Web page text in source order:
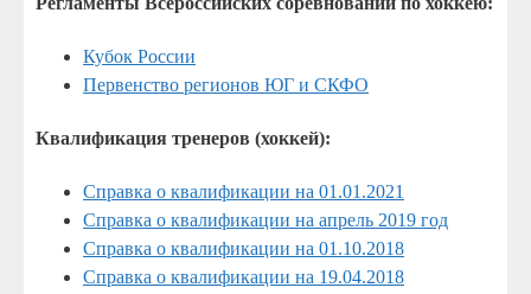
Кубок России
Первенство регионов ЮГ и СКФО
Квалификация тренеров (хоккей):
Справка о квалификации на 01.01.2021
Справка о квалификации на апрель 2019 год
Справка о квалификации на 01.10.2018
Справка о квалификации на 19.04.2018